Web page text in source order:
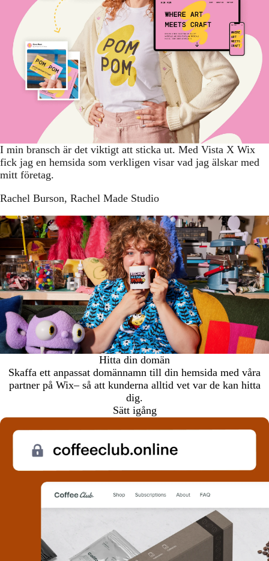
I min bransch är det viktigt att sticka ut. Med Vista X Wix
fick jag en hemsida som verkligen visar vad jag älskar med
mitt företag.
Rachel Burson, Rachel Made Studio
Hitta din domän
Skaffa ett anpassat domännamn till din hemsida med våra
partner på Wix– så att kunderna alltid vet var de kan hitta
dig.
Sätt igång